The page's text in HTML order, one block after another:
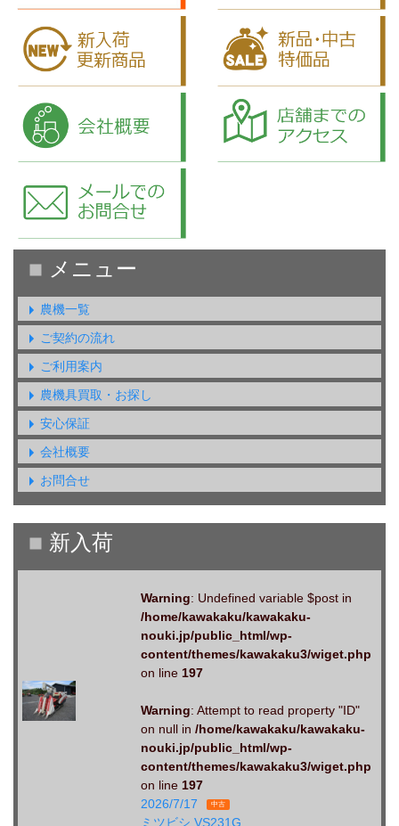
農機一覧
ご契約の流れ
ご利用案内
農機具買取・お探し
安心保証
会社概要
お問合せ
Warning: Undefined variable $post in
/home/kawakaku/kawakaku-
nouki.jp/public_html/wp-
content/themes/kawakaku3/wiget.php
on line 197
Warning: Attempt to read property "ID"
on null in /home/kawakaku/kawakaku-
nouki.jp/public_html/wp-
content/themes/kawakaku3/wiget.php
on line 197
2026/7/17
中古
ミツビシ VS231G